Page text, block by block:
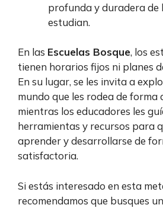
profunda y duradera de
estudian.
En las Escuelas Bosque, los
tienen horarios fijos ni planes
En su lugar, se les invita a
mundo que les rodea de forma
mientras los educadores les
herramientas y recursos para
aprender y desarrollarse de
satisfactoria.
Si estás interesado en esta
recomendamos que busques